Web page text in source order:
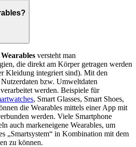
Wearables versteht man
die direkt am Körper getragen werden
Kleidung integriert sind). Mit den
bzw. Umweltdaten
werden. Beispiele für
, Smart Glasses, Smart Shoes,
die Wearables mittels einer App mit
werden. Viele Smartphone
auch markeneigene Wearables, um
„Smartsystem“ in Kombination mit dem
zu können.